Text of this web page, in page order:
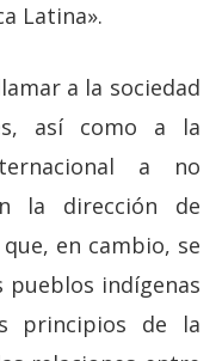
Latina».
a la sociedad
así como a la
a no
la dirección de
en cambio, se
pueblos indígenas
principios de la